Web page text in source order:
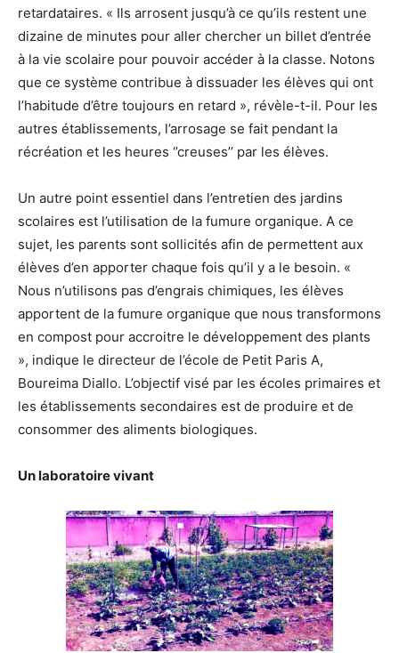
retardataires. « Ils arrosent jusqu’à ce qu’ils restent une
dizaine de minutes pour aller chercher un billet d’entrée
à la vie scolaire pour pouvoir accéder à la classe. Notons
que ce système contribue à dissuader les élèves qui ont
l’habitude d’être toujours en retard », révèle-t-il. Pour les
autres établissements, l’arrosage se fait pendant la
récréation et les heures ‘’creuses’’ par les élèves.
Un autre point essentiel dans l’entretien des jardins
scolaires est l’utilisation de la fumure organique. A ce
sujet, les parents sont sollicités afin de permettent aux
élèves d’en apporter chaque fois qu’il y a le besoin. «
Nous n’utilisons pas d’engrais chimiques, les élèves
apportent de la fumure organique que nous transformons
en compost pour accroitre le développement des plants
», indique le directeur de l’école de Petit Paris A,
Boureima Diallo. L’objectif visé par les écoles primaires et
les établissements secondaires est de produire et de
consommer des aliments biologiques.
Un laboratoire vivant